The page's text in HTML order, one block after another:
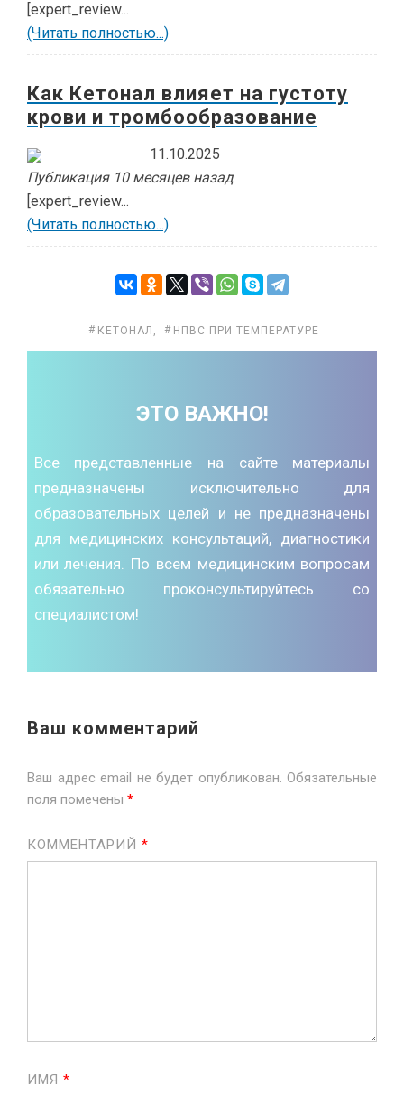
[expert_review...
(Читать полностью...)
Как Кетонал влияет на густоту
крови и тромбообразование
11.10.2025
Публикация 10 месяцев назад
[expert_review...
(Читать полностью...)
КЕТОНАЛ , НПВС ПРИ ТЕМПЕРАТУРЕ
ЭТО ВАЖНО!
Все представленные на сайте материалы
предназначены исключительно для
образовательных целей и не предназначены
для медицинских консультаций, диагностики
или лечения. По всем медицинским вопросам
обязательно проконсультируйтесь со
специалистом!
Ваш комментарий
Ваш адрес email не будет опубликован. Обязательные
поля помечены *
КОММЕНТАРИЙ *
ИМЯ *